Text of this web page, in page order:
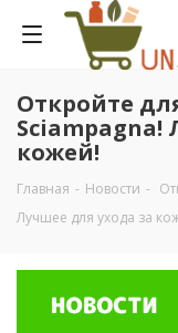
Откройте
Sciampagna!
кожей!
Главная - Новости -
Лучшее для ухода за